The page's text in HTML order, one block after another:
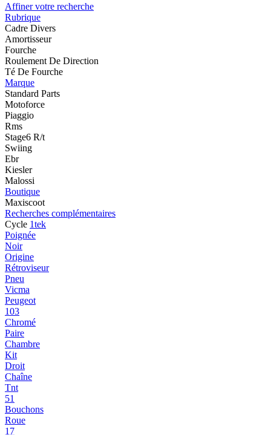
Affiner votre recherche
Rubrique
Cadre Divers
Amortisseur
Fourche
Roulement De Direction
Té De Fourche
Marque
Standard Parts
Motoforce
Piaggio
Rms
Stage6 R/t
Swiing
Ebr
Kiesler
Malossi
Boutique
Maxiscoot
Recherches complémentaires
Cycle 1tek
Poignée
Noir
Origine
Rétroviseur
Pneu
Vicma
Peugeot
103
Chromé
Paire
Chambre
Kit
Droit
Chaîne
Tnt
51
Bouchons
Roue
17